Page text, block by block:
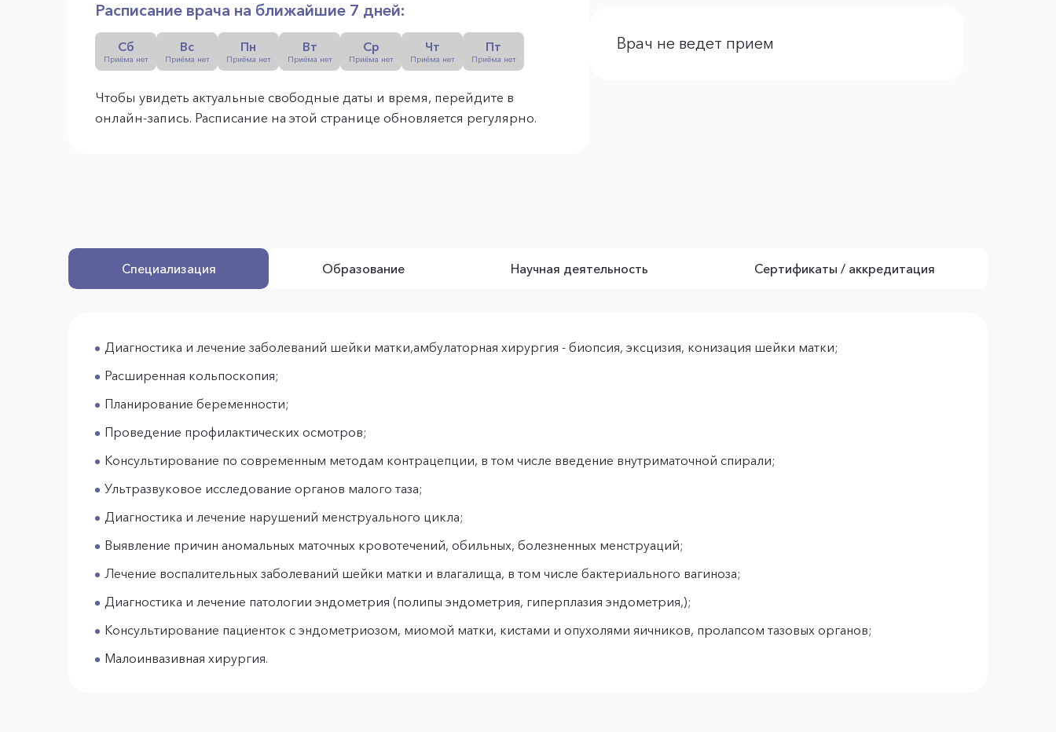
Расписание врача на ближайшие 7 дней:
Сб
Приёма нет
Вс
Приёма нет
Пн
Приёма нет
Вт
Приёма нет
Ср
Приёма нет
Чт
Приёма нет
Пт
Приёма нет
Чтобы увидеть актуальные свободные даты и время, перейдите в
онлайн-запись. Расписание на этой странице обновляется регулярно.
Врач не ведет прием
Специализация Образование Научная деятельность Сертификаты / аккредитация
Диагностика и лечение заболеваний шейки матки,амбулаторная хирургия - биопсия, эксцизия, конизация шейки матки;
Расширенная кольпоскопия;
Планирование беременности;
Проведение профилактических осмотров;
Консультирование по современным методам контрацепции, в том числе введение внутриматочной спирали;
Ультразвуковое исследование органов малого таза;
Диагностика и лечение нарушений менструального цикла;
Выявление причин аномальных маточных кровотечений, обильных, болезненных менструаций;
Лечение воспалительных заболеваний шейки матки и влагалища, в том числе бактериального вагиноза;
Диагностика и лечение патологии эндометрия (полипы эндометрия, гиперплазия эндометрия,);
Консультирование пациенток с эндометриозом, миомой матки, кистами и опухолями яичников, пролапсом тазовых органов;
Малоинвазивная хирургия.